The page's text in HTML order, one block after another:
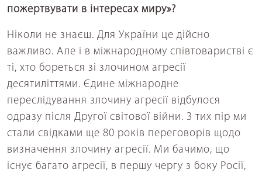
пожертвувати в інтересах миру»?
Ніколи не знаєш. Для України це дійсно
важливо. Але і в міжнародному співтоваристві є
ті, хто бореться зі злочином агресії
десятиліттями. Єдине міжнародне
переслідування злочину агресії відбулося
одразу після Другої світової війни. З тих пір ми
стали свідками ще 80 років переговорів щодо
визначення злочину агресії. Ми бачимо, що
існує багато агресії, в першу чергу з боку Росії,